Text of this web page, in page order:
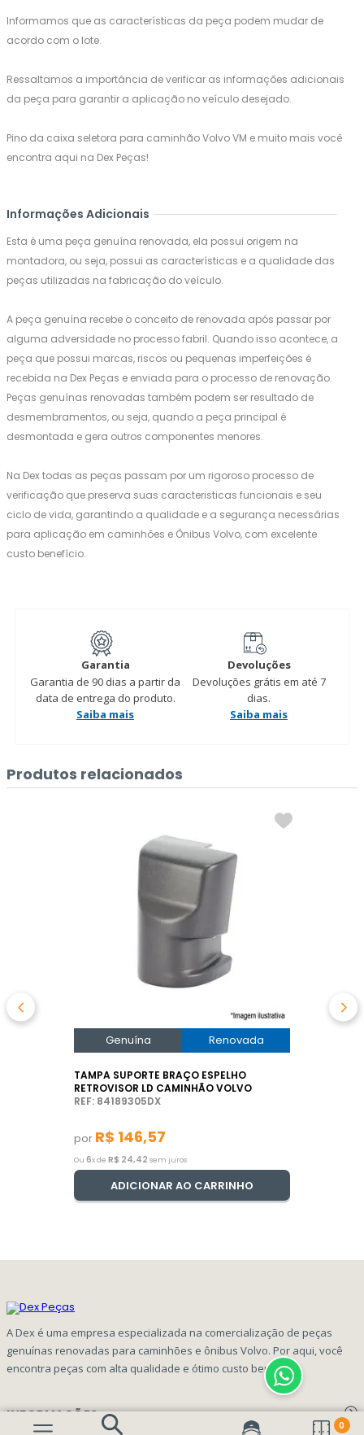
0
Informamos que as características da peça podem mudar de
acordo com o lote.
Ressaltamos a importância de verificar as informações adicionais
da peça para garantir a aplicação no veículo desejado.
Pino da caixa seletora para caminhão Volvo VM e muito mais você
encontra aqui na Dex Peças!
Informações Adicionais
Esta é uma peça genuína renovada, ela possui origem na
montadora, ou seja, possui as características e a qualidade das
peças utilizadas na fabricação do veículo.
A peça genuína recebe o conceito de renovada após passar por
alguma adversidade no processo fabril. Quando isso acontece, a
peça que possui marcas, riscos ou pequenas imperfeições é
recebida na Dex Peças e enviada para o processo de renovação.
Peças genuínas renovadas também podem ser resultado de
desmembramentos, ou seja, quando a peça principal é
desmontada e gera outros componentes menores.
Na Dex todas as peças passam por um rigoroso processo de
verificação que preserva suas caracteristicas funcionais e seu
ciclo de vida, garantindo a qualidade e a segurança necessárias
para aplicação em caminhões e Ônibus Volvo, com excelente
custo benefício.
Garantia
Garantia de 90 dias a partir da
data de entrega do produto.
Saiba mais
Devoluções
Devoluções grátis em até 7
dias.
Saiba mais
Produtos relacionados
Genuína Renovada
TAMPA SUPORTE BRAÇO ESPELHO
RETROVISOR LD CAMINHÃO VOLVO
REF: 84189305DX
por R$ 146,57
Ou 6x de R$ 24,42 sem juros
ADICIONAR AO CARRINHO
A Dex é uma empresa especializada na comercialização de peças
genuínas renovadas para caminhões e ônibus Volvo. Por aqui, você
encontra peças com alta qualidade e ótimo custo benefício!
INFORMAÇÕES